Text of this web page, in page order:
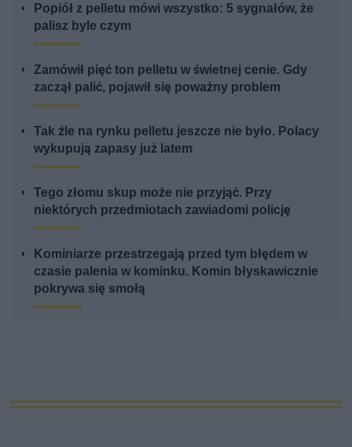
Popiół z pelletu mówi wszystko: 5 sygnałów, że
palisz byle czym
Zamówił pięć ton pelletu w świetnej cenie. Gdy
zaczął palić, pojawił się poważny problem
Tak źle na rynku pelletu jeszcze nie było. Polacy
wykupują zapasy już latem
Tego złomu skup może nie przyjąć. Przy
niektórych przedmiotach zawiadomi policję
Kominiarze przestrzegają przed tym błędem w
czasie palenia w kominku. Komin błyskawicznie
pokrywa się smołą